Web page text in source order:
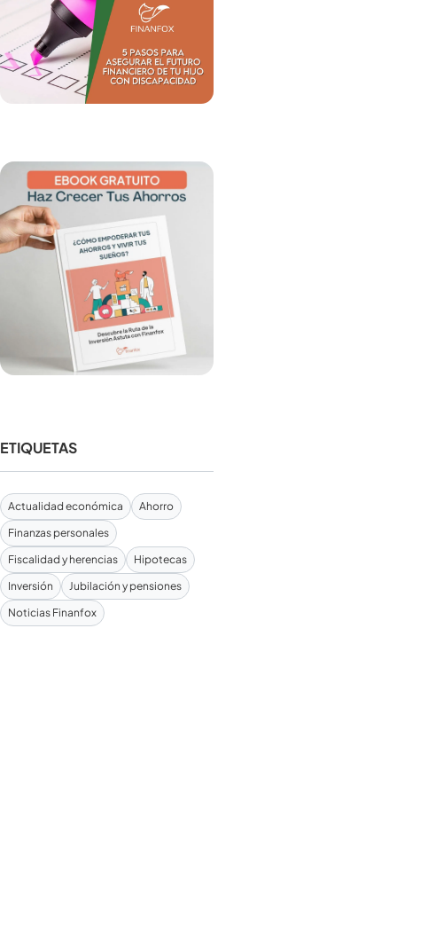
ETIQUETAS
Actualidad económica
Ahorro
Finanzas personales
Fiscalidad y herencias
Hipotecas
Inversión
Jubilación y pensiones
Noticias Finanfox